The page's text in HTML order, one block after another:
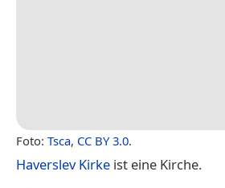
Foto: Tsca, CC BY 3.0.
Haverslev Kirke ist eine Kirche.